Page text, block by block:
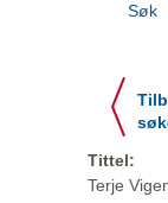
Søk
Tittel:
Terje